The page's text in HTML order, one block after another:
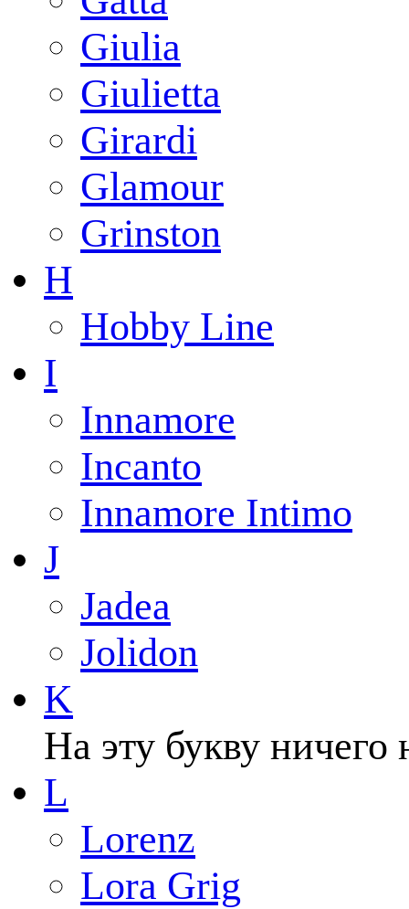
Giulia
Giulietta
Girardi
Glamour
Grinston
H
Hobby Line
I
Innamore
Incanto
Innamore Intimo
J
Jadea
Jolidon
K
На эту букву ничего
L
Lorenz
Lora Grig